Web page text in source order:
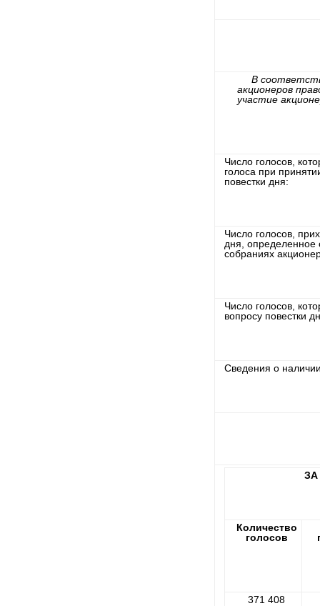
В
акционеров
участие
Число голосов,
голоса при
повестки дня:
Число голосов,
дня, определенное
собраниях
Число голосов,
вопросу повестки
Сведения о
ЗА
Количество
голосов
371 408